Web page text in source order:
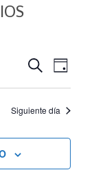
de
BUSCAR
de
de
DÍA
Siguiente día